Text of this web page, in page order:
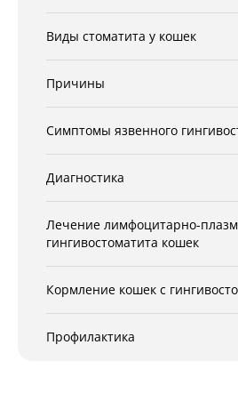
Виды стоматита у кошек
Причины
Симптомы язвенного
Диагностика
Лечение лимфоцитарно-
гингивостоматита кошек
Кормление кошек с
Профилактика